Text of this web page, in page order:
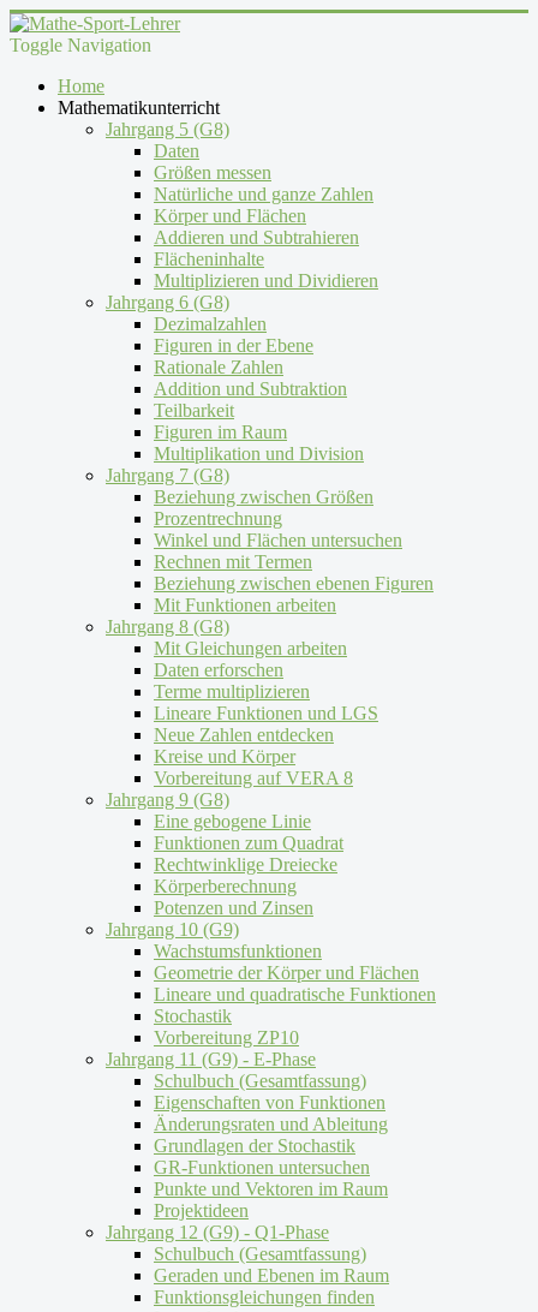
Toggle Navigation
Home
Mathematikunterricht
Jahrgang 5 (G8)
Daten
Größen messen
Natürliche und ganze Zahlen
Körper und Flächen
Addieren und Subtrahieren
Flächeninhalte
Multiplizieren und Dividieren
Jahrgang 6 (G8)
Dezimalzahlen
Figuren in der Ebene
Rationale Zahlen
Addition und Subtraktion
Teilbarkeit
Figuren im Raum
Multiplikation und Division
Jahrgang 7 (G8)
Beziehung zwischen Größen
Prozentrechnung
Winkel und Flächen untersuchen
Rechnen mit Termen
Beziehung zwischen ebenen Figuren
Mit Funktionen arbeiten
Jahrgang 8 (G8)
Mit Gleichungen arbeiten
Daten erforschen
Terme multiplizieren
Lineare Funktionen und LGS
Neue Zahlen entdecken
Kreise und Körper
Vorbereitung auf VERA 8
Jahrgang 9 (G8)
Eine gebogene Linie
Funktionen zum Quadrat
Rechtwinklige Dreiecke
Körperberechnung
Potenzen und Zinsen
Jahrgang 10 (G9)
Wachstumsfunktionen
Geometrie der Körper und Flächen
Lineare und quadratische Funktionen
Stochastik
Vorbereitung ZP10
Jahrgang 11 (G9) - E-Phase
Schulbuch (Gesamtfassung)
Eigenschaften von Funktionen
Änderungsraten und Ableitung
Grundlagen der Stochastik
GR-Funktionen untersuchen
Punkte und Vektoren im Raum
Projektideen
Jahrgang 12 (G9) - Q1-Phase
Schulbuch (Gesamtfassung)
Geraden und Ebenen im Raum
Funktionsgleichungen finden